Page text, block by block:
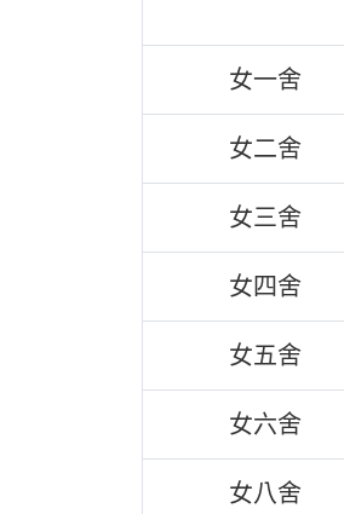
女一舍
女二舍
女三舍
女四舍
女五舍
女六舍
女八舍